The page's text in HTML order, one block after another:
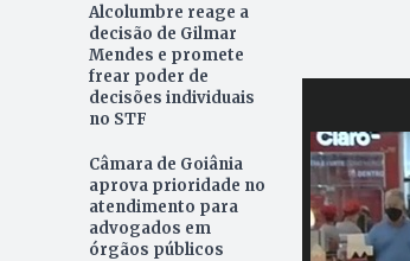
Alcolumbre reage a
decisão de Gilmar
Mendes e promete
frear poder de
decisões individuais
no STF
Câmara de Goiânia
aprova prioridade no
atendimento para
advogados em
órgãos públicos